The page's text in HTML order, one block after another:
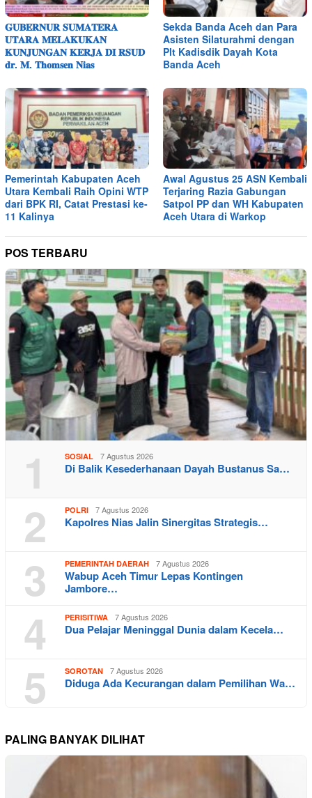
𝐆𝐔𝐁𝐄𝐑𝐍𝐔𝐑 𝐒𝐔𝐌𝐀𝐓𝐄𝐑𝐀
𝐔𝐓𝐀𝐑𝐀 𝐌𝐄𝐋𝐀𝐊𝐔𝐊𝐀𝐍
𝐊𝐔𝐍𝐉𝐔𝐍𝐆𝐀𝐍 𝐊𝐄𝐑𝐉𝐀 𝐃𝐈 𝐑𝐒𝐔𝐃
𝐝𝐫. 𝐌. 𝐓𝐡𝐨𝐦𝐬𝐞𝐧 𝐍𝐢𝐚𝐬
Sekda Banda Aceh dan Para
Asisten Silaturahmi dengan
Plt Kadisdik Dayah Kota
Banda Aceh
Pemerintah Kabupaten Aceh
Utara Kembali Raih Opini WTP
dari BPK RI, Catat Prestasi ke-
11 Kalinya
Awal Agustus 25 ASN Kembali
Terjaring Razia Gabungan
Satpol PP dan WH Kabupaten
Aceh Utara di Warkop
POS TERBARU
1 SOSIAL 7 Agustus 2026
Di Balik Kesederhanaan Dayah Bustanus Sa…
2 POLRI 7 Agustus 2026
Kapolres Nias Jalin Sinergitas Strategis…
3 PEMERINTAH DAERAH 7 Agustus 2026
Wabup Aceh Timur Lepas Kontingen
Jambore…
4 PERISITIWA 7 Agustus 2026
Dua Pelajar Meninggal Dunia dalam Kecela…
5 SOROTAN 7 Agustus 2026
Diduga Ada Kecurangan dalam Pemilihan Wa…
PALING BANYAK DILIHAT